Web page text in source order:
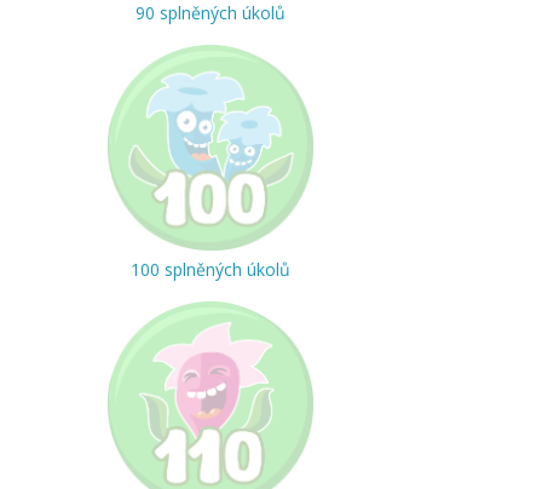
90 splněných úkolů
100 splněných úkolů